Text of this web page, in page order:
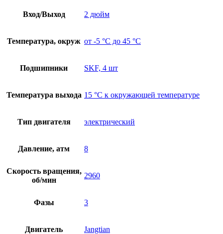
Вход/Выход 2 дюйм
Температура, окруж от -5 °C до 45 °C
Подшипники SKF, 4 шт
Температура выхода 15 °C к окружающей температуре
Тип двигателя электрический
Давление, атм 8
Скорость вращения,
об/мин
2960
Фазы 3
Двигатель Jangtian